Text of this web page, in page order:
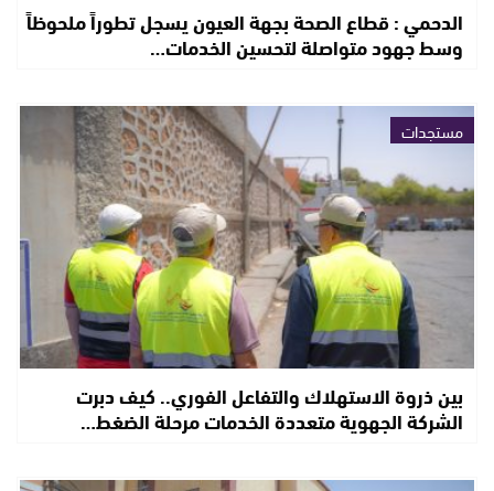
الدحمي : قطاع الصحة بجهة العيون يسجل تطوراً ملحوظاً
وسط جهود متواصلة لتحسين الخدمات…
مستجدات
بين ذروة الاستهلاك والتفاعل الفوري.. كيف دبرت
الشركة الجهوية متعددة الخدمات مرحلة الضغط…